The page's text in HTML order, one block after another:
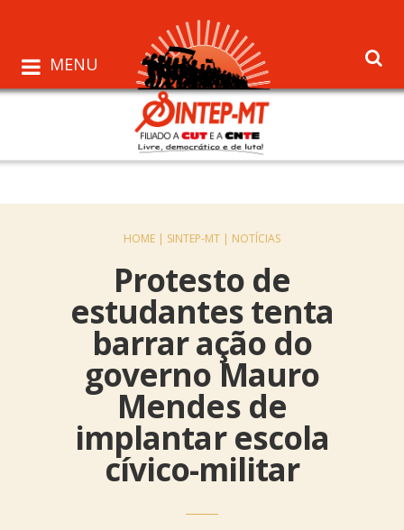
MENU
HOME | SINTEP-MT | NOTÍCIAS
Protesto de
estudantes tenta
barrar ação do
governo Mauro
Mendes de
implantar escola
cívico-militar